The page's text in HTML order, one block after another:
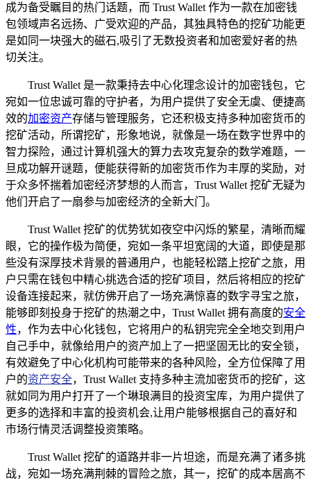
成为备受瞩目的热门话题，而 Trust Wallet 作为一款在加密钱
包领域声名远扬、广受欢迎的产品，其独具特色的挖矿功能更
是如同一块强大的磁石,吸引了无数投资者和加密爱好者的热
切关注。
Trust Wallet 是一款秉持去中心化理念设计的加密钱包，它
宛如一位忠诚可靠的守护者，为用户提供了安全无虞、便捷高
效的加密资产存储与管理服务，它还积极支持多种加密货币的
挖矿活动，所谓挖矿，形象地说，就像是一场在数字世界中的
智力探险，通过计算机强大的算力去攻克复杂的数学难题，一
旦成功解开谜题，便能获得新的加密货币作为丰厚的奖励，对
于众多怀揣着加密经济梦想的人而言，Trust Wallet 挖矿无疑为
他们开启了一扇参与加密经济的全新大门。
Trust Wallet 挖矿的优势犹如夜空中闪烁的繁星，清晰而耀
眼，它的操作极为简便，宛如一条平坦宽阔的大道，即使是那
些没有深厚技术背景的普通用户，也能轻松踏上挖矿之旅，用
户只需在钱包中精心挑选合适的挖矿项目，然后将相应的挖矿
设备连接起来，就仿佛开启了一场充满惊喜的数字寻宝之旅，
能够即刻投身于挖矿的热潮之中，Trust Wallet 拥有高度的安全
性，作为去中心化钱包，它将用户的私钥完完全全地交到用户
自己手中，就像给用户的资产加上了一把坚固无比的安全锁，
有效避免了中心化机构可能带来的各种风险，全方位保障了用
户的资产安全，Trust Wallet 支持多种主流加密货币的挖矿，这
就如同为用户打开了一个琳琅满目的投资宝库，为用户提供了
更多的选择和丰富的投资机会,让用户能够根据自己的喜好和
市场行情灵活调整投资策略。
Trust Wallet 挖矿的道路并非一片坦途，而是充满了诸多挑
战，宛如一场充满荆棘的冒险之旅，其一，挖矿的成本居高不